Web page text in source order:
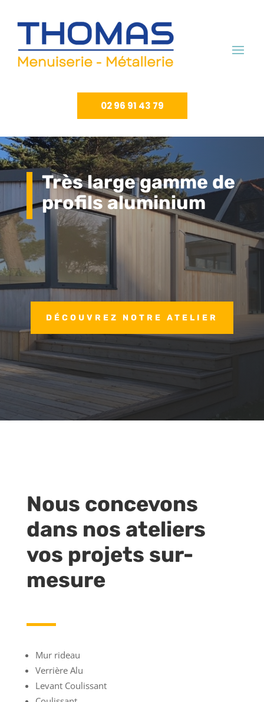
02 96 91 43 79
Très large gamme de
profils aluminium
DÉCOUVREZ NOTRE ATELIER
Nous concevons
dans nos ateliers
vos projets sur-
mesure
Mur rideau
Verrière Alu
Levant Coulissant